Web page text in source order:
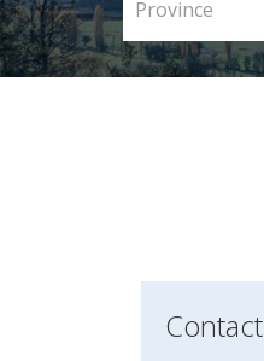
Province
Contact